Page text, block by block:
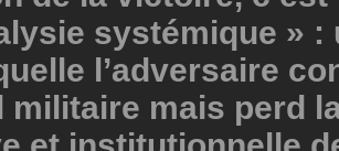
systémique »
l’adversaire
militaire mais perd